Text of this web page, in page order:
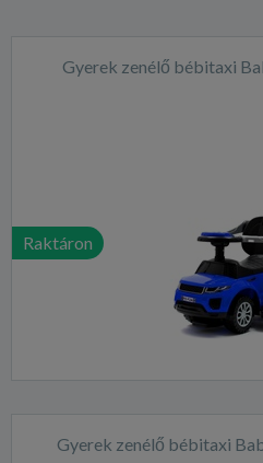
Gyerek zenélő bébitaxi
Raktáron
Gyerek zenélő bébitaxi